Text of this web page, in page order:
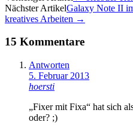
Navigation
Nächster ArtikelGalaxy Note II
kreatives Arbeiten →
15 Kommentare
Antworten
5. Februar 2013
hoersti
„Fixer mit Fixa“ hat sich
oder? ;)